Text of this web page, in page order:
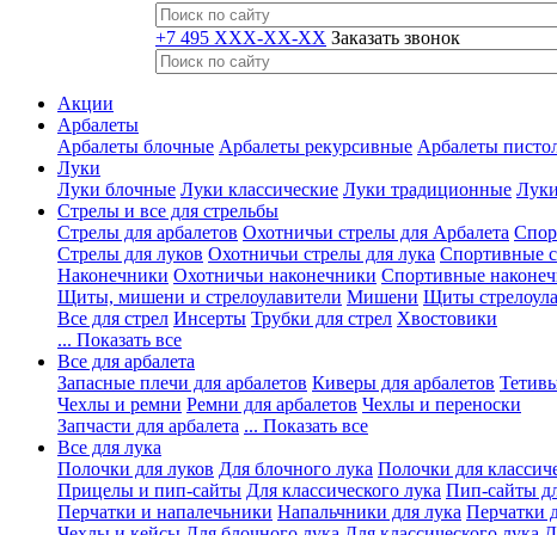
+7 495 XXX-XX-XX Заказать звонок
Акции
Арбалеты
Арбалеты блочные Арбалеты рекурсивные Арбалеты
Луки
Луки блочные Луки классические Луки традиционные
Стрелы и все для стрельбы
Стрелы для арбалетов Охотничьи стрелы для Арбалета
Стрелы для луков Охотничьи стрелы для лука Спортивные
Наконечники Охотничьи наконечники Спортивные
Щиты, мишени и стрелоулавители Мишени Щиты
Все для стрел Инсерты Трубки для стрел Хвостовики
... Показать все
Все для арбалета
Запасные плечи для арбалетов Киверы для арбалетов
Чехлы и ремни Ремни для арбалетов Чехлы и переноски
Запчасти для арбалета ... Показать все
Все для лука
Полочки для луков Для блочного лука Полочки для
Прицелы и пип-сайты Для классического лука Пип-сайты
Перчатки и напалечьники Напальчники для лука Перчатки